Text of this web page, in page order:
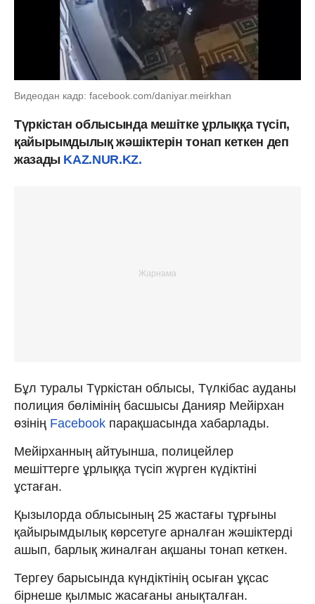
Видеодан кадр: facebook.com/daniyar.meirkhan
Түркістан облысында мешітке ұрлыққа түсіп,
қайырымдылық жәшіктерін тонап кеткен деп
жазадыKAZ.NUR.KZ.
Бұл туралы Түркістан облысы, Түлкібас ауданы
полиция бөлімінің басшысы Данияр Мейірхан
өзінің Facebook парақшасында хабарлады.
Мейірханның айтуынша, полицейлер
мешіттерге ұрлыққа түсіп жүрген күдіктіні
ұстаған.
Қызылорда облысының 25 жастағы тұрғыны
қайырымдылық көрсетуге арналған жәшіктерді
ашып, барлық жиналған ақшаны тонап кеткен.
Тергеу барысында күндіктінің осыған ұқсас
бірнеше қылмыс жасағаны анықталған.